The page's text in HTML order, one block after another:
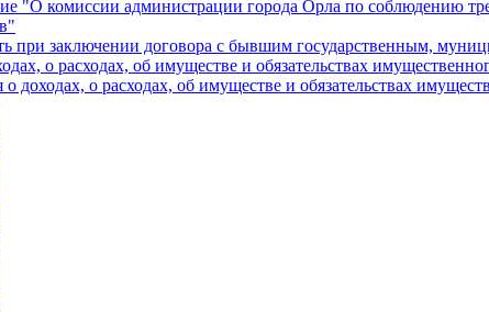
"О комиссии администрации города Орла по соблюдению
при заключении договора с бывшим государственным,
о расходах, об имуществе и обязательствах
доходах, о расходах, об имуществе и обязательствах